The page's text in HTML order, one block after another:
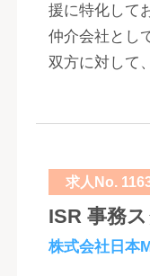
援に特化して
仲介会社とし
双方に対して
求人No.
ISR 事務
株式会社日本